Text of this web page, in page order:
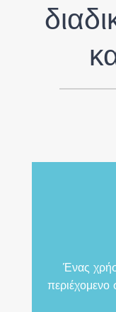
Ένας
περιέχομενο